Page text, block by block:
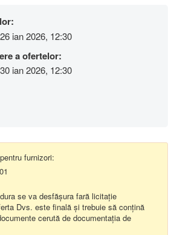
ian 2026, 12:30
a ofertelor:
ian 2026, 12:30
furnizori:
se va desfășura fară licitație
Dvs. este finală și trebuie să conțină
cerută de documentația de